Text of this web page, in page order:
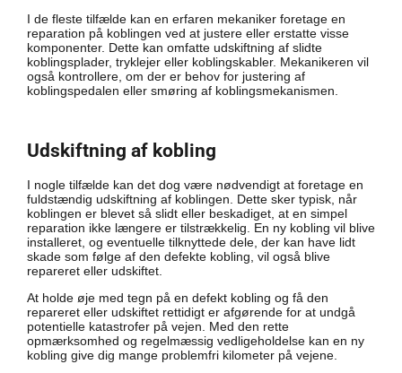
I de fleste tilfælde kan en erfaren mekaniker foretage en
reparation på koblingen ved at justere eller erstatte visse
komponenter. Dette kan omfatte udskiftning af slidte
koblingsplader, tryklejer eller koblingskabler. Mekanikeren vil
også kontrollere, om der er behov for justering af
koblingspedalen eller smøring af koblingsmekanismen.
Udskiftning af kobling
I nogle tilfælde kan det dog være nødvendigt at foretage en
fuldstændig udskiftning af koblingen. Dette sker typisk, når
koblingen er blevet så slidt eller beskadiget, at en simpel
reparation ikke længere er tilstrækkelig. En ny kobling vil blive
installeret, og eventuelle tilknyttede dele, der kan have lidt
skade som følge af den defekte kobling, vil også blive
repareret eller udskiftet.
At holde øje med tegn på en defekt kobling og få den
repareret eller udskiftet rettidigt er afgørende for at undgå
potentielle katastrofer på vejen. Med den rette
opmærksomhed og regelmæssig vedligeholdelse kan en ny
kobling give dig mange problemfri kilometer på vejene.